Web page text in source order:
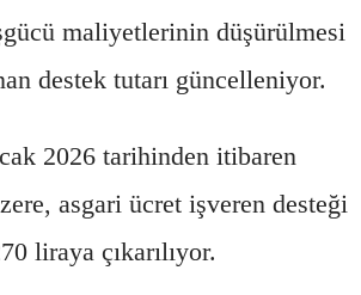
maliyetlerinin düşürülmesi
destek tutarı güncelleniyor.
2026 tarihinden itibaren
asgari ücret işveren desteği
liraya çıkarılıyor.